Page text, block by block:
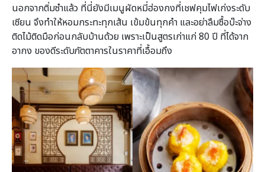
นอกจากติ่มซำแล้ว ที่นี่ยังมีเมนูผัดหมี่ฮ่องกงที่เชฟคุมไฟเก่งระดับ
เซียน จึงทำให้หอมกระทะทุกเส้น เข้มข้นทุกคำ และอย่าลืมซื้อบ๊ะจ่าง
ติดไม้ติดมือก่อนกลับบ้านด้วย เพราะเป็นสูตรเก่าแก่ 80 ปี ที่ได้จาก
อากง ของดีระดับภัตตาคารในราคาที่เอื้อมถึง